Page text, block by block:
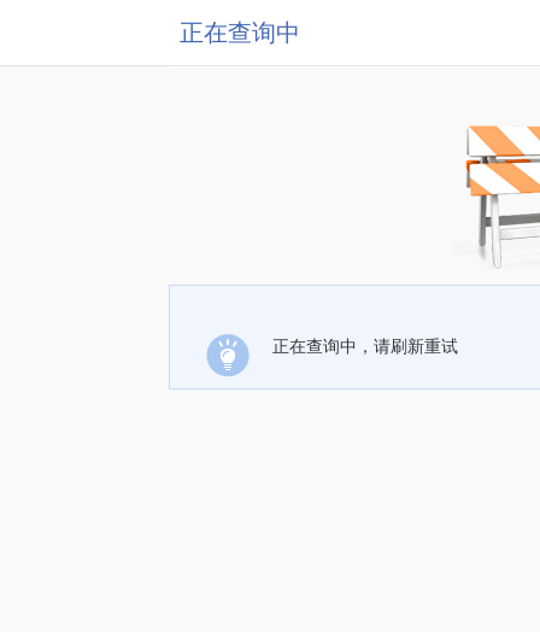
正在查询中
正在查询中，请刷新重试